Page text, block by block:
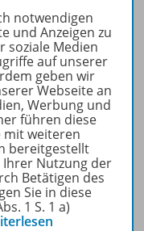
notwendigen
und Anzeigen zu
soziale Medien
auf unserer
geben wir
Webseite an
Werbung und
führen diese
weiteren
bereitgestellt
Ihrer Nutzung der
Betätigen des
Sie in diese
1 S. 1 a)